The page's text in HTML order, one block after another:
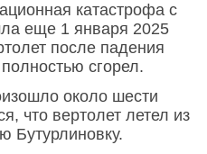
катастрофа с
еще 1 января 2025
после падения
сгорел.
около шести
что вертолет летел из
Бутурлиновку.